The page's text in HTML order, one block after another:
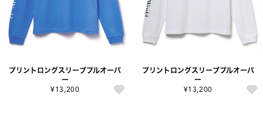
プリントロングスリーブプルオーバ
ー
¥13,200
プリントロングスリーブプルオーバ
ー
¥13,200